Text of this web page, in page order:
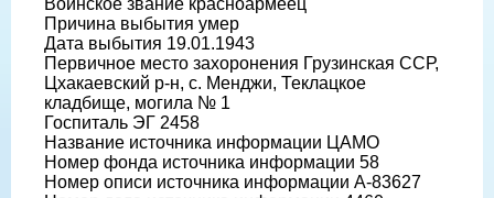
Воинское звание красноармеец
Причина выбытия умер
Дата выбытия 19.01.1943
Первичное место захоронения Грузинская ССР,
Цхакаевский р-н, с. Менджи, Теклацкое
кладбище, могила № 1
Госпиталь ЭГ 2458
Название источника информации ЦАМО
Номер фонда источника информации 58
Номер описи источника информации А-83627